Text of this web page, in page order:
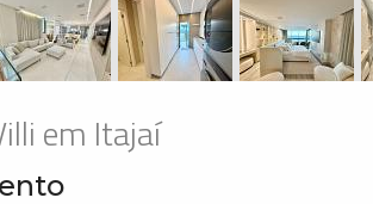
em Itajaí